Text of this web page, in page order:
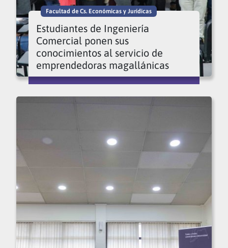
Facultad de Cs. Económicas y Jurídicas
Estudiantes de Ingeniería
Comercial ponen sus
conocimientos al servicio de
emprendedoras magallánicas